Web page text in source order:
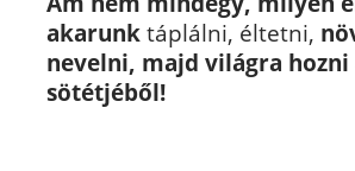
akarunktáplálni, éltetni,
nevelni, majd világra hozni
sötétjéből!